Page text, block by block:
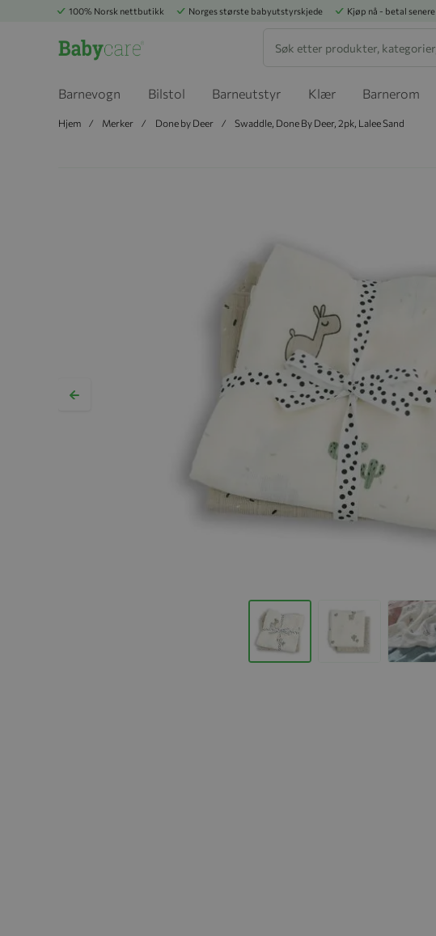
100% Norsk nettbutikk Norges største babyutstyrskjede Kjøp nå - betal senere
Barnevogn Bilstol Barneutstyr Klær Barnerom
Hjem Merker Done by Deer Swaddle, Done By Deer, 2pk, Lalee Sand